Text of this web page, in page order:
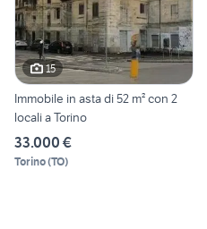
15
Immobile in asta di 52 m² con 2
locali a Torino
33.000 €
Torino(TO)